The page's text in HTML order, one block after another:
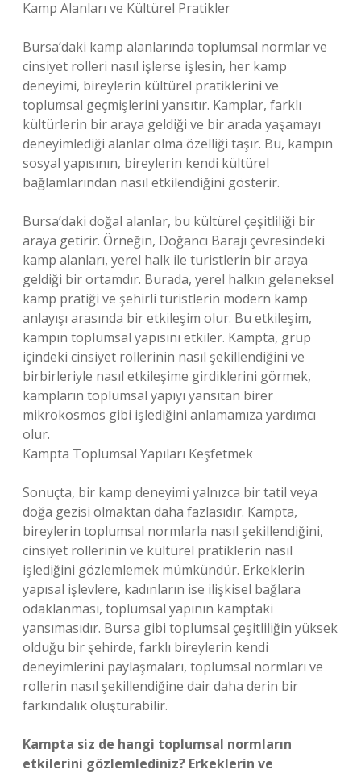
Kamp Alanları ve Kültürel Pratikler
Bursa’daki kamp alanlarında toplumsal normlar ve
cinsiyet rolleri nasıl işlerse işlesin, her kamp
deneyimi, bireylerin kültürel pratiklerini ve
toplumsal geçmişlerini yansıtır. Kamplar, farklı
kültürlerin bir araya geldiği ve bir arada yaşamayı
deneyimlediği alanlar olma özelliği taşır. Bu, kampın
sosyal yapısının, bireylerin kendi kültürel
bağlamlarından nasıl etkilendiğini gösterir.
Bursa’daki doğal alanlar, bu kültürel çeşitliliği bir
araya getirir. Örneğin, Doğancı Barajı çevresindeki
kamp alanları, yerel halk ile turistlerin bir araya
geldiği bir ortamdır. Burada, yerel halkın geleneksel
kamp pratiği ve şehirli turistlerin modern kamp
anlayışı arasında bir etkileşim olur. Bu etkileşim,
kampın toplumsal yapısını etkiler. Kampta, grup
içindeki cinsiyet rollerinin nasıl şekillendiğini ve
birbirleriyle nasıl etkileşime girdiklerini görmek,
kampların toplumsal yapıyı yansıtan birer
mikrokosmos gibi işlediğini anlamamıza yardımcı
olur.
Kampta Toplumsal Yapıları Keşfetmek
Sonuçta, bir kamp deneyimi yalnızca bir tatil veya
doğa gezisi olmaktan daha fazlasıdır. Kampta,
bireylerin toplumsal normlarla nasıl şekillendiğini,
cinsiyet rollerinin ve kültürel pratiklerin nasıl
işlediğini gözlemlemek mümkündür. Erkeklerin
yapısal işlevlere, kadınların ise ilişkisel bağlara
odaklanması, toplumsal yapının kamptaki
yansımasıdır. Bursa gibi toplumsal çeşitliliğin yüksek
olduğu bir şehirde, farklı bireylerin kendi
deneyimlerini paylaşmaları, toplumsal normları ve
rollerin nasıl şekillendiğine dair daha derin bir
farkındalık oluşturabilir.
Kampta siz de hangi toplumsal normların
etkilerini gözlemlediniz? Erkeklerin ve